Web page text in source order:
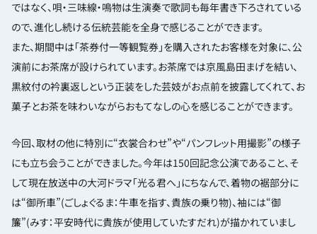
ではなく、唄・三味線・鳴物は生演奏で歌詞も毎年書き下ろされている
ので、進化し続ける伝統芸能を全身で感じることができます。
また、期間中は「茶券付一等観覧券」を購入されたお客様を対象に、公
演前にお茶席が設けられています。お茶席では京風島田まげを結い、
黒紋付の衿裏返しという正装をした芸妓がお点前を披露してくれて、お
菓子とお茶を味わいながらおもてなしの心を感じることができます。
今回、取材の他に特別に“衣裳合わせ”や“パンフレット用撮影”の様子
にも立ち会うことができました。今年は150回記念公演であること、そ
して現在放送中の大河ドラマ「光る君へ」にちなんで、着物の裾部分に
は“御所車”(ごしょぐるま：牛車を指す、貴族の乗り物)、袖には“御
簾”(みす：平安時代に貴族が使用していたすだれ)が描かれていまし